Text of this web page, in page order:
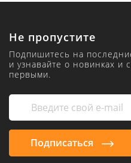
Не пропустите
Подпишитесь на
и узнавайте о новинках и
первыми.
Подписаться